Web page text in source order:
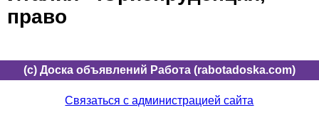
право
(c) Доска объявлений Работа (rabotadoska.com)
Связаться с администрацией сайта